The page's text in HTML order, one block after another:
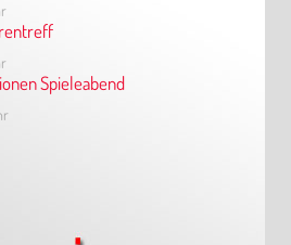
Spieleabend